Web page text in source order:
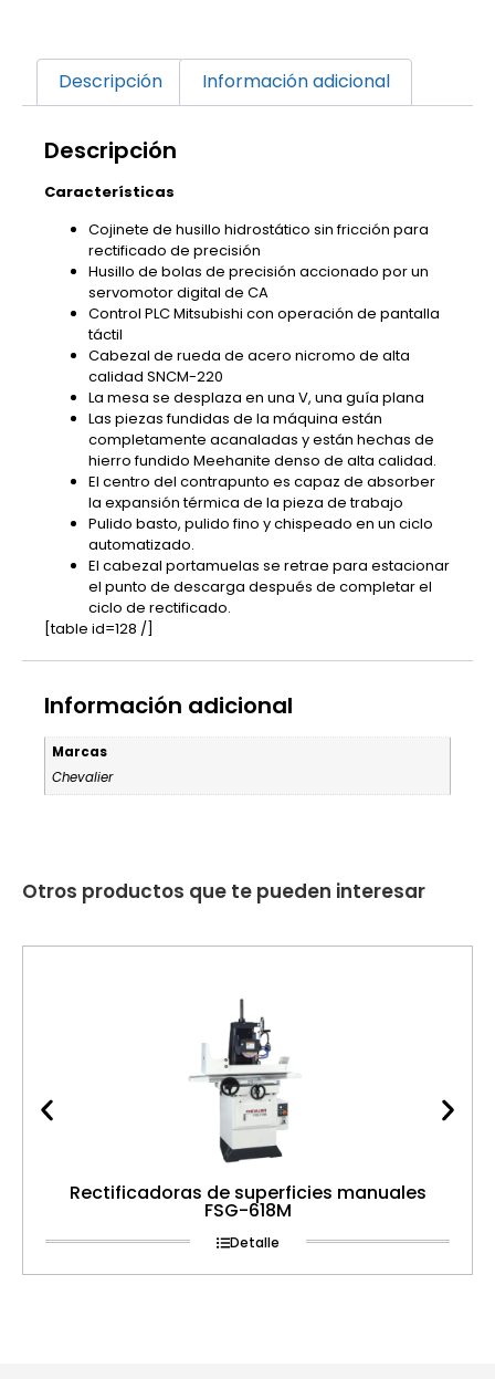
Descripción Información adicional
Descripción
Características
Cojinete de husillo hidrostático sin fricción para
rectificado de precisión
Husillo de bolas de precisión accionado por un
servomotor digital de CA
Control PLC Mitsubishi con operación de pantalla
táctil
Cabezal de rueda de acero nicromo de alta
calidad SNCM-220
La mesa se desplaza en una V, una guía plana
Las piezas fundidas de la máquina están
completamente acanaladas y están hechas de
hierro fundido Meehanite denso de alta calidad.
El centro del contrapunto es capaz de absorber
la expansión térmica de la pieza de trabajo
Pulido basto, pulido fino y chispeado en un ciclo
automatizado.
El cabezal portamuelas se retrae para estacionar
el punto de descarga después de completar el
ciclo de rectificado.
[table id=128 /]
Información adicional
Marcas
Chevalier
Otros productos que te pueden interesar
Rectificadoras de superficies manuales
FSG-618M
Detalle